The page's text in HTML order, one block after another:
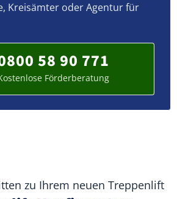
Kreisämter oder Agentur für
58 90 771
Förderberatung
zu Ihrem neuen Treppenlift